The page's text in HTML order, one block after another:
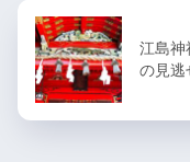
江島神
の見逃